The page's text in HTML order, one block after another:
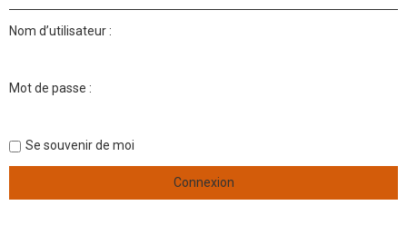
h
h
Nom d’utilisateur :
Mot de passe :
Se souvenir de moi